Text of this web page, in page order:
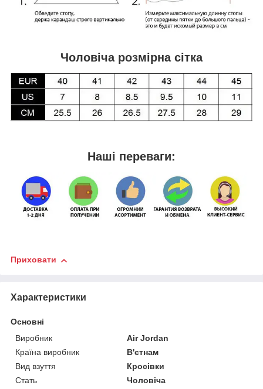
Чоловіча розмірна сітка
Наші переваги:
Приховати
Характеристики
Основні
Виробник
Air Jordan
Країна виробник
В'єтнам
Вид взуття
Кросівки
Стать
Чоловіча